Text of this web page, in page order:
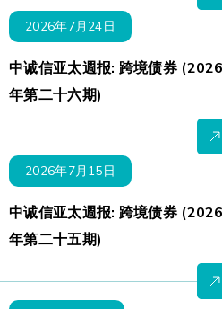
2026年7月24日
中诚信亚太週报: 跨境债券
年第二十六期)
2026年7月15日
中诚信亚太週报: 跨境债券
年第二十五期)